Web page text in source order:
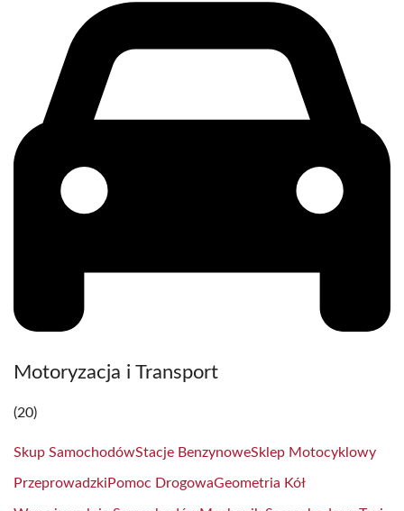
Motoryzacja i Transport
(20)
Skup SamochodówStacje BenzynoweSklep Motocyklowy
Przeprowadzki Pomoc DrogowaGeometria Kół